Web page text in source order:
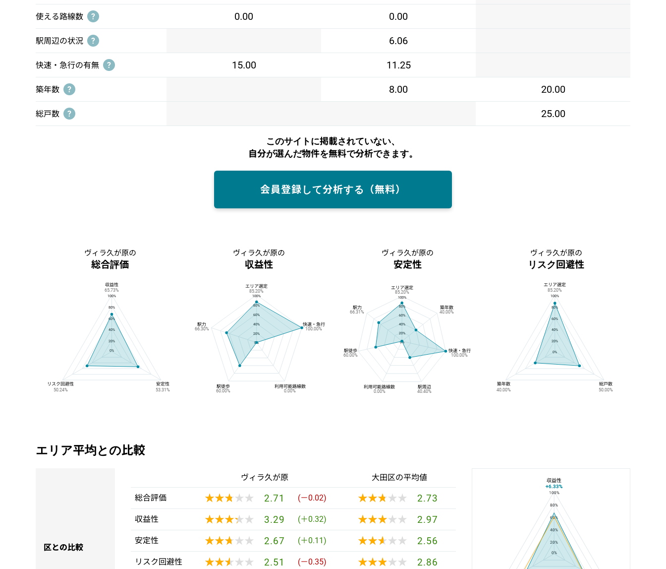
使える路線数 ? 0.00 0.00
駅周辺の状況 ? 6.06
快速・急行の有無 ? 15.00 11.25
築年数 ? 8.00 20.00
総戸数 ? 25.00
このサイトに掲載されていない、
自分が選んだ物件を無料で分析できます。
会員登録して分析する（無料）
ヴィラ久が原の
総合評価
ヴィラ久が原の総合評価
100%
80%
60%
40%
20%
0%
収益性
65.73%
リスク回避性
50.24%
安定性
53.31%
ヴィラ久が原の
収益性
ヴィラ久が原の収益性
100%
80%
60%
40%
20%
0%
エリア選定
85.20%
駅力
66.30%
駅徒歩
60.00%
利用可能路線数
0.00%
快速・急行
100.00%
ヴィラ久が原の
安定性
100%
80%
60%
40%
20%
0%
エリア選定
85.20%
駅力
66.31%
駅徒歩
60.00%
利用可能路線数
0.00%
駅周辺
40.40%
快速・急行
100.00%
築年数
40.00%
ヴィラ久が原の
リスク回避性
ヴィラ久が原のリスク回避性
100%
80%
60%
40%
20%
0%
エリア選定
85.20%
築年数
40.00%
総戸数
50.00%
エリア平均との比較
区との比較
ヴィラ久が原 大田区の平均値
総合評価 ★★★★★
★★★★★ 2.71 (－0.02) ★★★★★
★★★★★ 2.73
収益性 ★★★★★
★★★★★ 3.29 (＋0.32) ★★★★★
★★★★★ 2.97
安定性 ★★★★★
★★★★★ 2.67 (＋0.11) ★★★★★
★★★★★ 2.56
リスク回避性 ★★★★★
★★★★★ 2.51 (－0.35) ★★★★★
★★★★★ 2.86
ヴィラ久が原と大田区の平均値の総合評価の比較
100%
80%
60%
40%
20%
0%
収益性
+6.33%